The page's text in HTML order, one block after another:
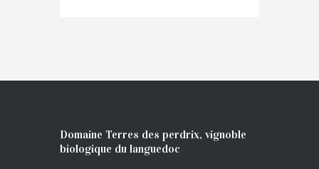
Domaine Terres des perdrix, vignoble
biologique du languedoc